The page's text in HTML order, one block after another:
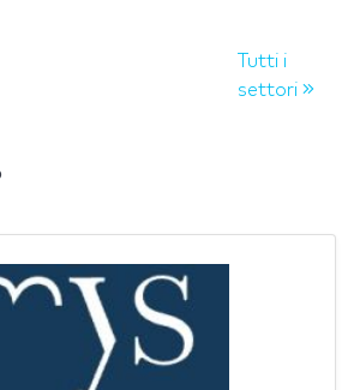
Tutti i
settori